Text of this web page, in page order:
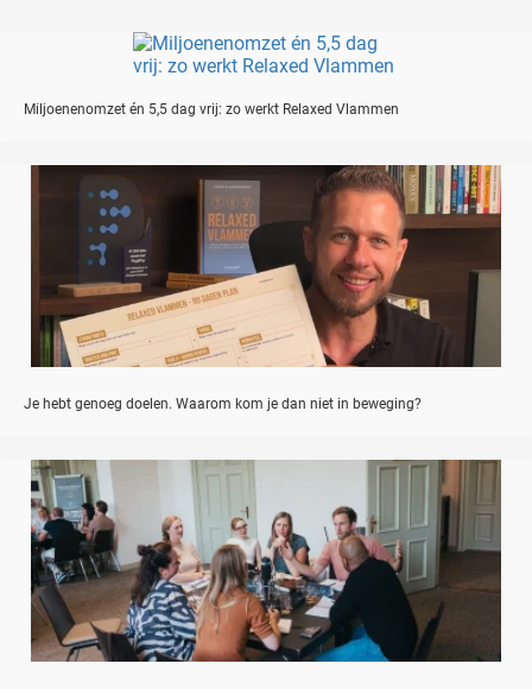
Miljoenenomzet én 5,5 dag vrij: zo werkt Relaxed Vlammen
Je hebt genoeg doelen. Waarom kom je dan niet in beweging?